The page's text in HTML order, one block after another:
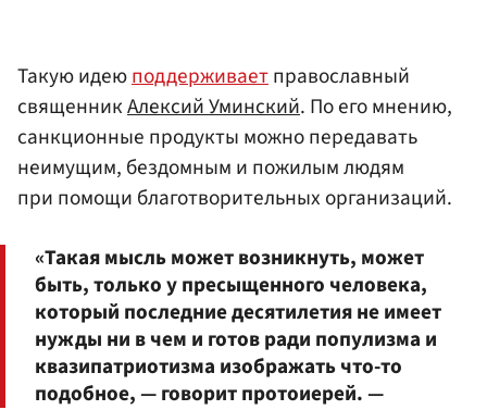
Такую идеюподдерживаетправославный
священникАлексий Уминский. По его мнению,
санкционные продукты можно передавать
неимущим, бездомным и пожилым людям
при помощи благотворительных организаций.
«Такая мысль может возникнуть, может
быть, только у пресыщенного человека,
который последние десятилетия не имеет
нужды ни в чем и готов ради популизма и
квазипатриотизма изображать что-то
подобное, — говорит протоиерей. —